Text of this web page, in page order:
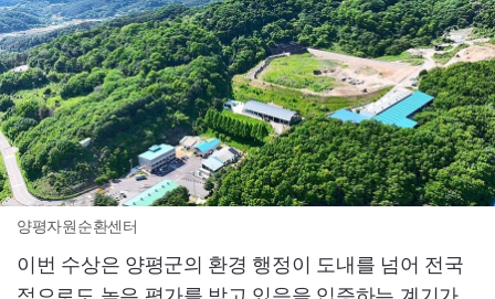
양평자원순환센터
이번 수상은 양평군의 환경 행정이 도내를 넘어 전국